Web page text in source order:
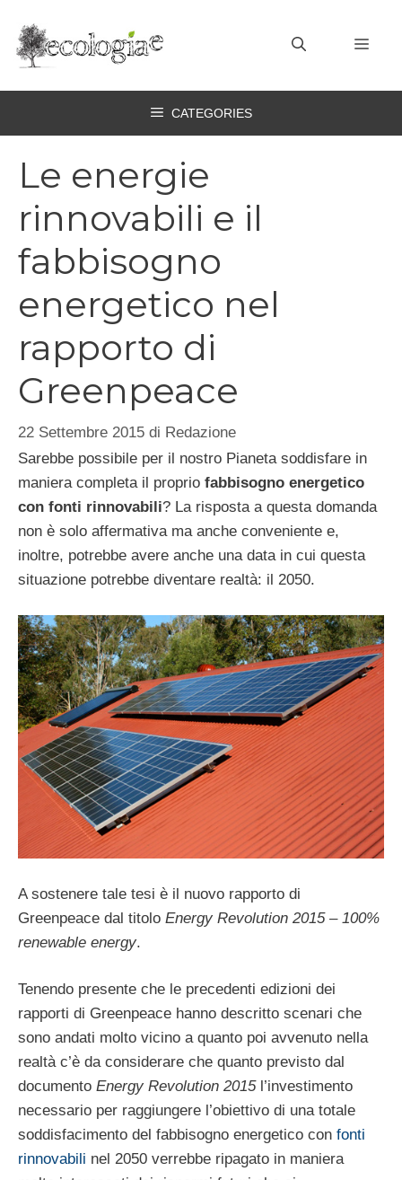
contenuto
CATEGORIES
Le energie
rinnovabili e il
fabbisogno
energetico nel
rapporto di
Greenpeace
22 Settembre 2015 di Redazione
Sarebbe possibile per il nostro Pianeta soddisfare in
maniera completa il proprio fabbisogno energetico
con fonti rinnovabili? La risposta a questa domanda
non è solo affermativa ma anche conveniente e,
inoltre, potrebbe avere anche una data in cui questa
situazione potrebbe diventare realtà: il 2050.
A sostenere tale tesi è il nuovo rapporto di
Greenpeace dal titolo Energy Revolution 2015 – 100%
renewable energy.
Tenendo presente che le precedenti edizioni dei
rapporti di Greenpeace hanno descritto scenari che
sono andati molto vicino a quanto poi avvenuto nella
realtà c’è da considerare che quanto previsto dal
documento Energy Revolution 2015l’investimento
necessario per raggiungere l’obiettivo di una totale
soddisfacimento del fabbisogno energetico con fonti
rinnovabili nel 2050 verrebbe ripagato in maniera